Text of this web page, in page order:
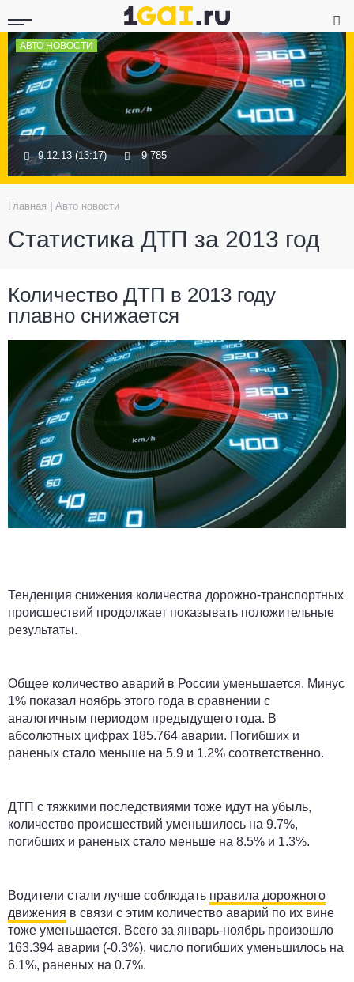
АВТО НОВОСТИ
9.12.13 (13:17) 9 785
Главная Авто новости
Статистика ДТП за 2013 год
Количество ДТП в 2013 году
плавно снижается
Тенденция снижения количества дорожно-транспортных
происшествий продолжает показывать положительные
результаты.
Общее количество аварий в России уменьшается. Минус
1% показал ноябрь этого года в сравнении с
аналогичным периодом предыдущего года. В
абсолютных цифрах 185.764 аварии. Погибших и
раненых стало меньше на 5.9 и 1.2% соответственно.
ДТП с тяжкими последствиями тоже идут на убыль,
количество происшествий уменьшилось на 9.7%,
погибших и раненых стало меньше на 8.5% и 1.3%.
Водители стали лучше соблюдать правила дорожного
движения в связи с этим количество аварий по их вине
тоже уменьшается. Всего за январь-ноябрь произошло
163.394 аварии (-0.3%), число погибших уменьшилось на
6.1%, раненых на 0.7%.